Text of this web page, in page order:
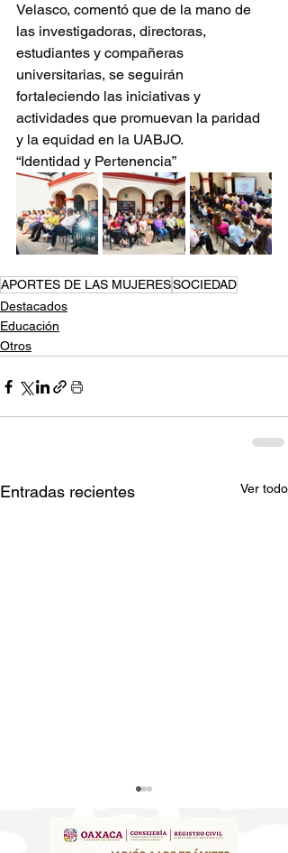
Velasco, comentó que de la mano de
las investigadoras, directoras,
estudiantes y compañeras
universitarias, se seguirán
fortaleciendo las iniciativas y
actividades que promuevan la paridad
y la equidad en la UABJO.
“Identidad y Pertenencia”
APORTES DE LAS MUJERESSOCIEDAD
Destacados
Educación
Otros
Entradas recientes Ver todo